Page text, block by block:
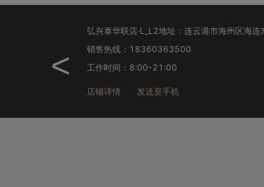
<
销售热线：18360363500
工作时间：8:00-21:00
店铺详情 发送至手机